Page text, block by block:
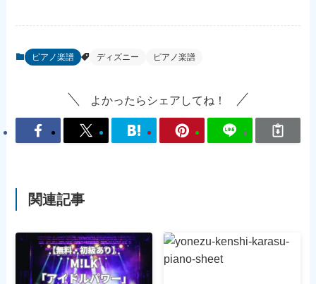
ピアノ楽譜 ディズニー ピアノ楽譜
よかったらシェアしてね！
関連記事